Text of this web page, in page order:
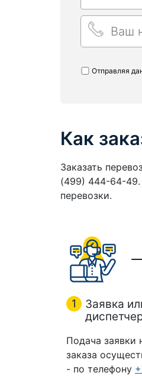
Ваш номер
Ваш
Отправляя
Как
Заказать
(499) 444-64-49.
перевозки.
1
Заявка
Подача заявки
заказа
- по телефону